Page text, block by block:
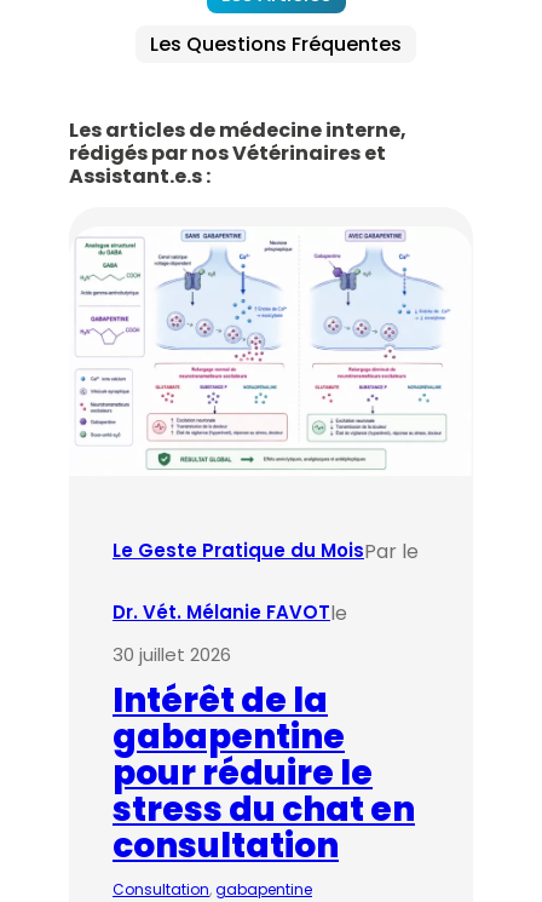
Les Questions Fréquentes
Les articles de médecine interne,
rédigés par nos Vétérinaires et
Assistant.e.s :
Le Geste Pratique du MoisPar le
Dr. Vét. Mélanie FAVOTle
30 juillet 2026
Intérêt de la
gabapentine
pour réduire le
stress du chat en
consultation
Consultation, gabapentine